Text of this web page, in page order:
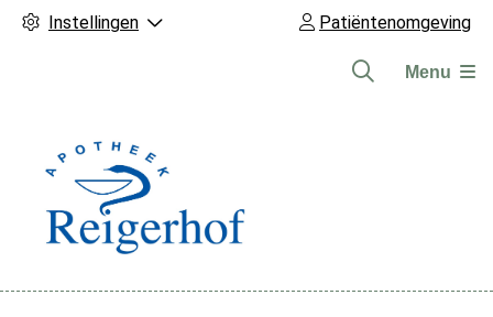
Instellingen Patiëntenomgeving
Menu